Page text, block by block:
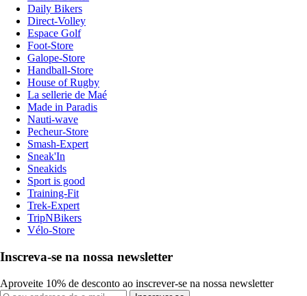
Daily Bikers
Direct-Volley
Espace Golf
Foot-Store
Galope-Store
Handball-Store
House of Rugby
La sellerie de Maé
Made in Paradis
Nauti-wave
Pecheur-Store
Smash-Expert
Sneak'In
Sneakids
Sport is good
Training-Fit
Trek-Expert
TripNBikers
Vélo-Store
Inscreva-se na nossa newsletter
Aproveite 10% de desconto ao inscrever-se na nossa newsletter